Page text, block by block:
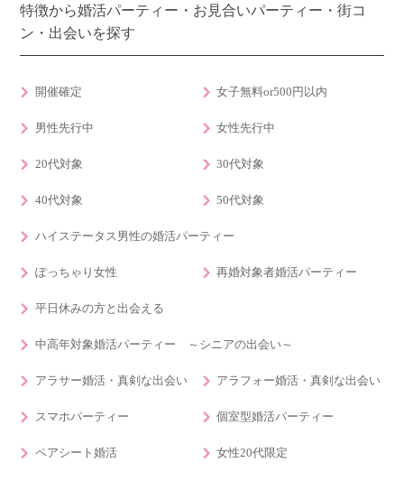
特徴から婚活パーティー・お見合いパーティー・街コ
ン・出会いを探す
開催確定 女子無料or500円以内
男性先行中 女性先行中
20代対象 30代対象
40代対象 50代対象
ハイステータス男性の婚活パーティー
ぽっちゃり女性 再婚対象者婚活パーティー
平日休みの方と出会える
中高年対象婚活パーティー ～シニアの出会い～
アラサー婚活・真剣な出会い アラフォー婚活・真剣な出会い
スマホパーティー 個室型婚活パーティー
ペアシート婚活 女性20代限定